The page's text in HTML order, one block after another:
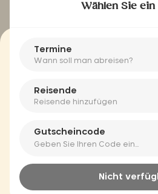
Wählen Sie ein
Termine
Wann soll man abreisen?
Reisende
Reisende hinzufügen
Gutscheincode
Nicht